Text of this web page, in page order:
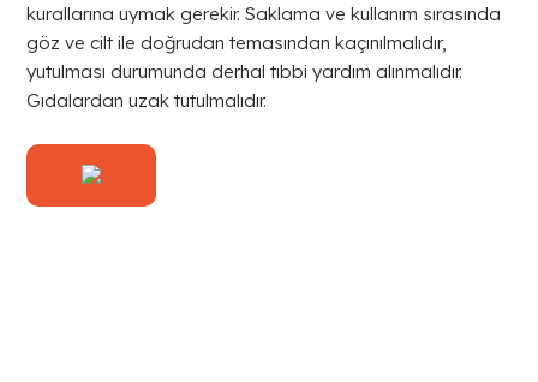
kurallarına uymak gerekir. Saklama ve kullanım sırasında
göz ve cilt ile doğrudan temasından kaçınılmalıdır,
yutulması durumunda derhal tıbbi yardım alınmalıdır.
Gıdalardan uzak tutulmalıdır.